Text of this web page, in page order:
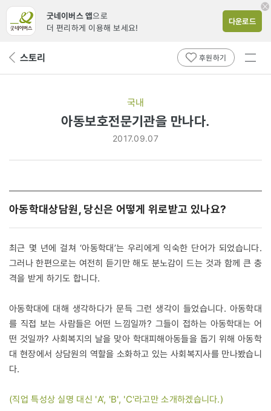
굿네이버스 앱으로
더 편리하게 이용해 보세요!
다운로드
뒤 스토리 후원하기
전체
국내
아동보호전문기관을 만나다.
2017.09.07
아동학대상담원, 당신은 어떻게 위로받고 있나요?
최근 몇 년에 걸쳐 ‘아동학대’는 우리에게 익숙한 단어가 되었습니다.
그러나 한편으로는 여전히 듣기만 해도 분노감이 드는 것과 함께 큰 충
격을 받게 하기도 합니다.
아동학대에 대해 생각하다가 문득 그런 생각이 들었습니다. 아동학대
를 직접 보는 사람들은 어떤 느낌일까? 그들이 접하는 아동학대는 어
떤 것일까? 사회복지의 날을 맞아 학대피해아동들을 돕기 위해 아동학
대 현장에서 상담원의 역할을 소화하고 있는 사회복지사를 만나봤습니
다.
(직업 특성상 실명 대신 'A’, 'B', 'C'라고만 소개하겠습니다.)